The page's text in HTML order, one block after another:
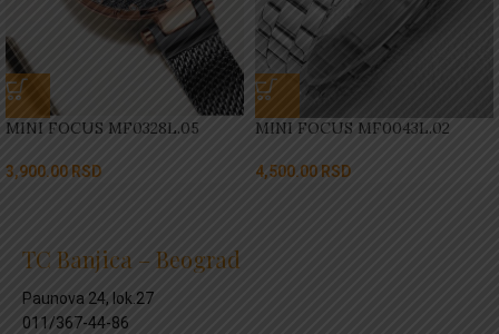
MINI FOCUS MF0328L.05
3,900.00 RSD
MINI FOCUS MF0043L.02
4,500.00 RSD
TC Banjica – Beograd
Paunova 24, lok.27
011/367-44-86